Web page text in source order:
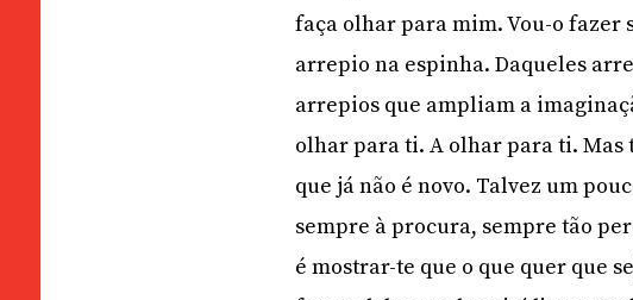
faça olhar para mim. Vou-o fazer
arrepio na espinha. Daqueles
arrepios que ampliam a
olhar para ti. A olhar para ti. Mas
que já não é novo. Talvez um
sempre à procura, sempre tão
é mostrar-te que o que quer que